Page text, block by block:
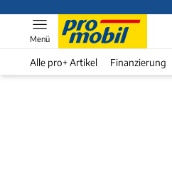
Menü
Alle pro+ Artikel Finanzierung